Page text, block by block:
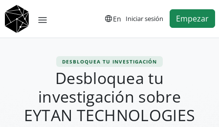
En Iniciar sesión Empezar
DESBLOQUEA TU INVESTIGACIÓN
Desbloquea tu
investigación sobre
EYTAN TECHNOLOGIES